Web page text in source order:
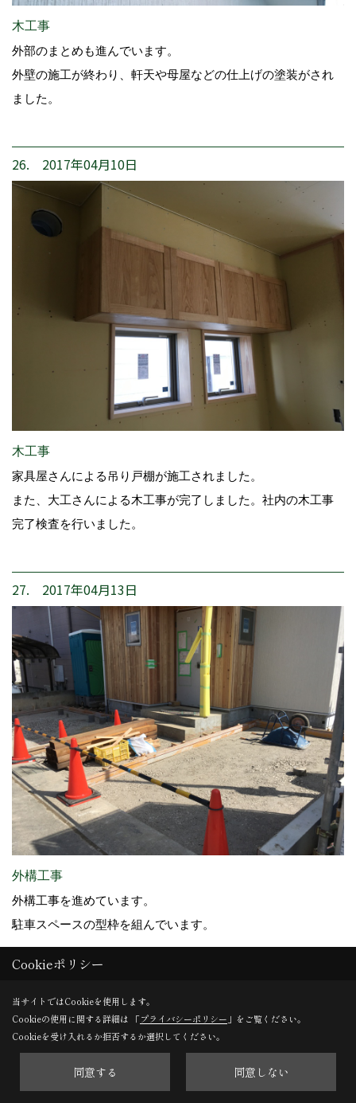
木工事
外部のまとめも進んでいます。
外壁の施工が終わり、軒天や母屋などの仕上げの塗装がされ
ました。
26. 2017年04月10日
木工事
家具屋さんによる吊り戸棚が施工されました。
また、大工さんによる木工事が完了しました。社内の木工事
完了検査を行いました。
27. 2017年04月13日
外構工事
外構工事を進めています。
駐車スペースの型枠を組んでいます。
Cookieポリシー
当サイトではCookieを使用します。
Cookieの使用に関する詳細は 「プライバシーポリシー 」をご覧ください。
Cookieを受け入れるか拒否するか選択してください。
同意する 同意しない